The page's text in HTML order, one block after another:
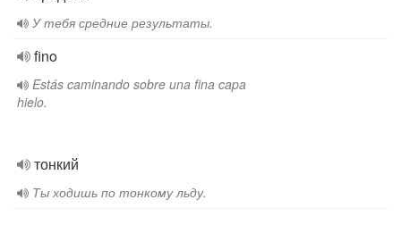
У тебя средние результаты.
fino
Estás caminando sobre una fina capa
hielo.
тонкий
Ты ходишь по тонкому льду.